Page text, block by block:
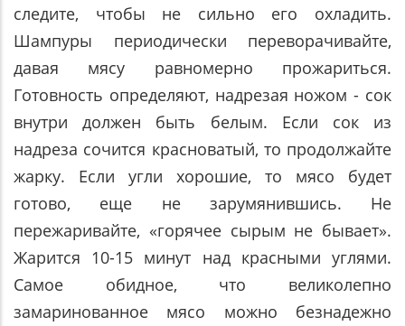
следите, чтобы не сильно его охладить.
Шампуры периодически переворачивайте,
давая мясу равномерно прожариться.
Готовность определяют, надрезая ножом - сок
внутри должен быть белым. Если сок из
надреза сочится красноватый, то продолжайте
жарку. Если угли хорошие, то мясо будет
готово, еще не зарумянившись. Не
пережаривайте, «горячее сырым не бывает».
Жарится 10-15 минут над красными углями.
Самое обидное, что великолепно
замаринованное мясо можно безнадежно